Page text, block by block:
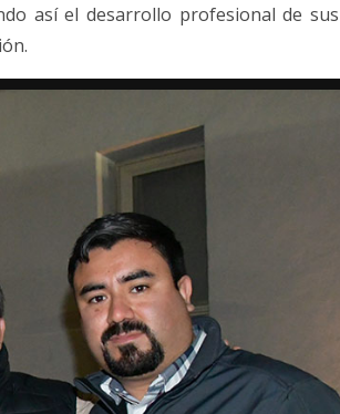
así el desarrollo profesional de sus